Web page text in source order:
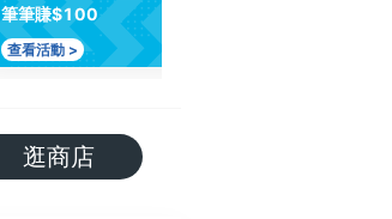
筆筆賺$100
查看活動 >
逛商店